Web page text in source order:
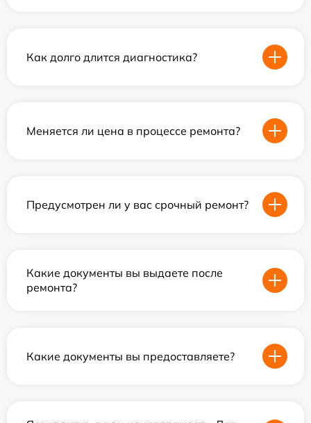
Как долго длится диагностика?
Меняется ли цена в процессе ремонта?
Предусмотрен ли у вас срочный ремонт?
Какие документы вы выдаете после
ремонта?
Какие документы вы предоставляете?